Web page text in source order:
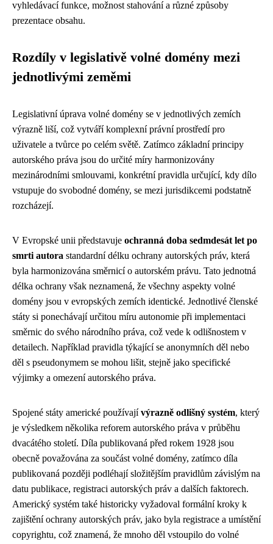
vyhledávací funkce, možnost stahování a různé způsoby
prezentace obsahu.
Rozdíly v legislativě volné domény mezi
jednotlivými zeměmi
Legislativní úprava volné domény se v jednotlivých zemích
výrazně liší, což vytváří komplexní právní prostředí pro
uživatele a tvůrce po celém světě. Zatímco základní principy
autorského práva jsou do určité míry harmonizovány
mezinárodními smlouvami, konkrétní pravidla určující, kdy dílo
vstupuje do svobodné domény, se mezi jurisdikcemi podstatně
rozcházejí.
V Evropské unii představuje ochranná doba sedmdesát let po
smrti autora standardní délku ochrany autorských práv, která
byla harmonizována směrnicí o autorském právu. Tato jednotná
délka ochrany však neznamená, že všechny aspekty volné
domény jsou v evropských zemích identické. Jednotlivé členské
státy si ponechávají určitou míru autonomie při implementaci
směrnic do svého národního práva, což vede k odlišnostem v
detailech. Například pravidla týkající se anonymních děl nebo
děl s pseudonymem se mohou lišit, stejně jako specifické
výjimky a omezení autorského práva.
Spojené státy americké používajívýrazně odlišný systém, který
je výsledkem několika reforem autorského práva v průběhu
dvacátého století. Díla publikovaná před rokem 1928 jsou
obecně považována za součást volné domény, zatímco díla
publikovaná později podléhají složitějším pravidlům závislým na
datu publikace, registraci autorských práv a dalších faktorech.
Americký systém také historicky vyžadoval formální kroky k
zajištění ochrany autorských práv, jako byla registrace a umístění
copyrightu, což znamená, že mnoho děl vstoupilo do volné